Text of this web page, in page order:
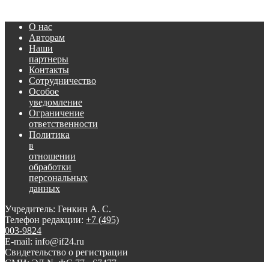
О нас
Авторам
Наши
партнеры
Контакты
Сотрудничество
Особое
уведомление
Ограничение
ответственности
Политика
в
отношении
обработки
персональных
данных
Учредитель: Генкин А. С.
Телефон редакции: +7 (495)
003-9824
E-mail: info@if24.ru
Свидетельство о регистрации